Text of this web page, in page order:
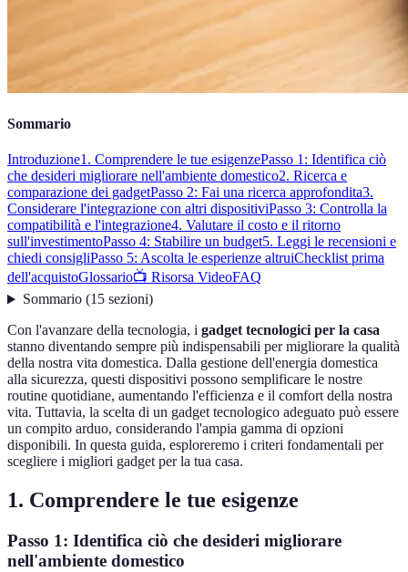
Sommario
Introduzione1. Comprendere le tue esigenzePasso 1: Identifica ciò
che desideri migliorare nell'ambiente domestico2. Ricerca e
comparazione dei gadgetPasso 2: Fai una ricerca approfondita3.
Considerare l'integrazione con altri dispositiviPasso 3: Controlla la
compatibilità e l'integrazione4. Valutare il costo e il ritorno
sull'investimentoPasso 4: Stabilire un budget5. Leggi le recensioni e
chiedi consigliPasso 5: Ascolta le esperienze altruiChecklist prima
dell'acquistoGlossario📺 Risorsa VideoFAQ
Sommario(15 sezioni)
Con l'avanzare della tecnologia, i gadget tecnologici per la casa
stanno diventando sempre più indispensabili per migliorare la qualità
della nostra vita domestica. Dalla gestione dell'energia domestica
alla sicurezza, questi dispositivi possono semplificare le nostre
routine quotidiane, aumentando l'efficienza e il comfort della nostra
vita. Tuttavia, la scelta di un gadget tecnologico adeguato può essere
un compito arduo, considerando l'ampia gamma di opzioni
disponibili. In questa guida, esploreremo i criteri fondamentali per
scegliere i migliori gadget per la tua casa.
1. Comprendere le tue esigenze
Passo 1: Identifica ciò che desideri migliorare
nell'ambiente domestico